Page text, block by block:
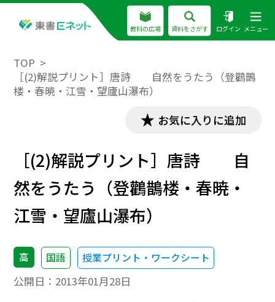
教科の広場 資料をさがす ログイン メニュー
TOP
［(2)解説プリント］唐詩 自然をうたう（登鸛鵲
楼・春暁・江雪・望廬山瀑布）
お気に入りに追加
［(2)解説プリント］唐詩 自
然をうたう（登鸛鵲楼・春暁・
江雪・望廬山瀑布）
高 国語 授業プリント・ワークシート
公開日： 2013年01月28日